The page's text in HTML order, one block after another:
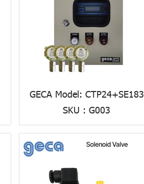
GECA Model: CTP24+SE183
SKU : G003